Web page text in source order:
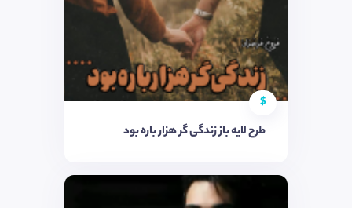
$
طرح لایه باز زندگی گر هزار باره بود